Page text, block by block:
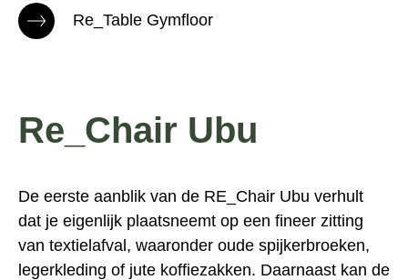
Re_Table Gymfloor
Re_Chair Ubu
De eerste aanblik van de RE_Chair Ubu verhult
dat je eigenlijk plaatsneemt op een fineer zitting
van textielafval, waaronder oude spijkerbroeken,
legerkleding of jute koffiezakken. Daarnaast kan de